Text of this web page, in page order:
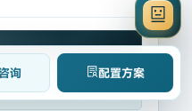
练 GPU、风道和电源
询 配置方案